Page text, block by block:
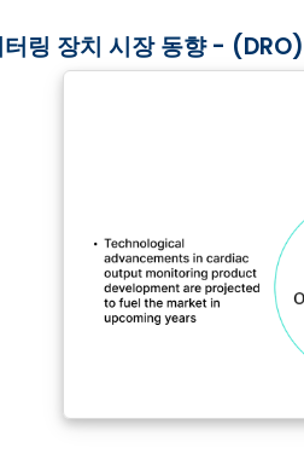
링 장치 시장 동향 -